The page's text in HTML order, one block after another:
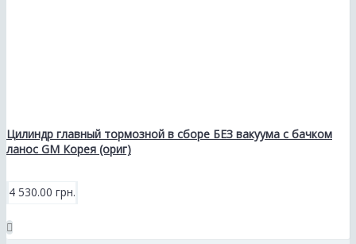
Цилиндр главный тормозной в сборе БЕЗ вакуума с бачком
ланос GM Корея (ориг)
4 530.00 грн.